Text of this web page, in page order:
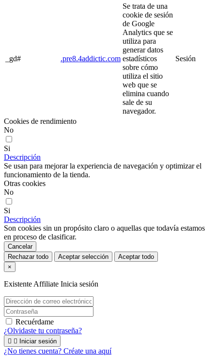
_gd# .pre8.4addictic.com
Se trata de una
cookie de sesión
de Google
Analytics que se
utiliza para
generar datos
estadísticos
sobre cómo
utiliza el sitio
web que se
elimina cuando
sale de su
navegador.
Sesión
Cookies de rendimiento
No
Si
Descripción
Se usan para mejorar la experiencia de navegación y optimizar el
funcionamiento de la tienda.
Otras cookies
No
Si
Descripción
Son cookies sin un propósito claro o aquellas que todavía estamos
en proceso de clasificar.
Cancelar
Rechazar todo
Aceptar selección
Aceptar todo
×
Existente Affiliate Inicia sesión
Recuérdame
¿Olvidaste tu contraseña?
  Iniciar sesión
¿No tienes cuenta? Créate una aquí